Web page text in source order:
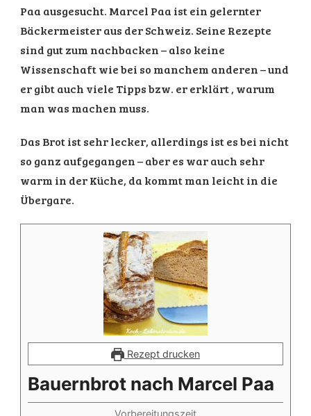
Paa ausgesucht. Marcel Paa ist ein gelernter
Bäckermeister aus der Schweiz. Seine Rezepte
sind gut zum nachbacken – also keine
Wissenschaft wie bei so manchem anderen – und
er gibt auch viele Tipps bzw. er erklärt , warum
man was machen muss.
Das Brot ist sehr lecker, allerdings ist es bei nicht
so ganz aufgegangen – aber es war auch sehr
warm in der Küche, da kommt man leicht in die
Übergare.
Rezept drucken
Bauernbrot nach Marcel Paa